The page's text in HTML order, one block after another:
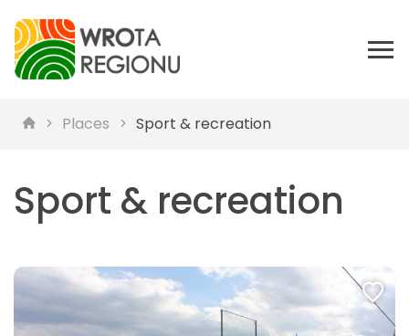
Places Sport & recreation
Sport & recreation